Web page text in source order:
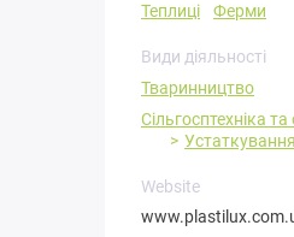
Теплиці
Ферми
Види діяльності
Тваринництво
Сільгосптехніка
Website